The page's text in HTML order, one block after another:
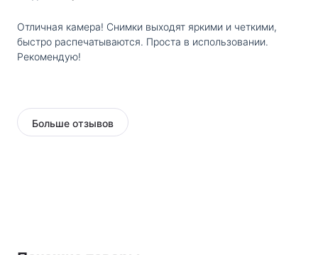
Отличная камера! Снимки выходят яркими и четкими,
быстро распечатываются. Проста в использовании.
Рекомендую!
Больше отзывов